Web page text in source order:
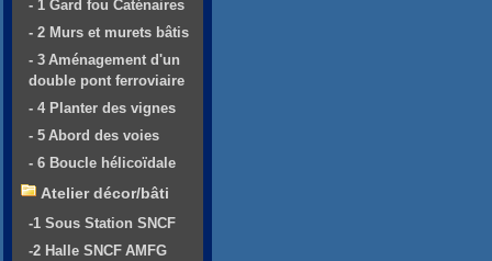
- 1 Gard fou Caténaires
- 2 Murs et murets bâtis
- 3 Aménagement d'un
double pont ferroviaire
- 4 Planter des vignes
- 5 Abord des voies
- 6 Boucle hélicoïdale
Atelier décor/bâti
-1 Sous Station SNCF
-2 Halle SNCF AMFG